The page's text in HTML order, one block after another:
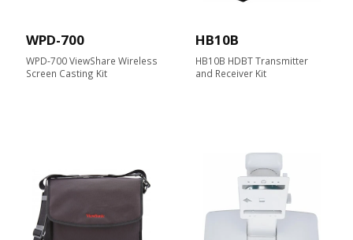
WPD-700
WPD-700 ViewShare Wireless
Screen Casting Kit
HB10B
HB10B HDBT Transmitter
and Receiver Kit